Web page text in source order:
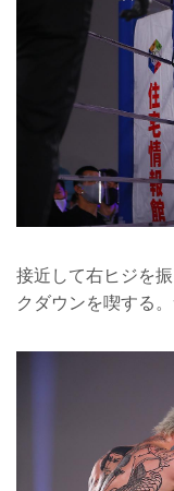
接近して右ヒジを
クダウンを喫する